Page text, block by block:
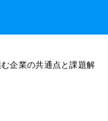
企業の共通点と課題解